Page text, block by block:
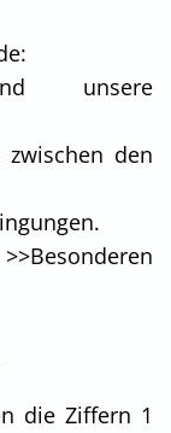
unsere
zwischen den
die Ziffern 1